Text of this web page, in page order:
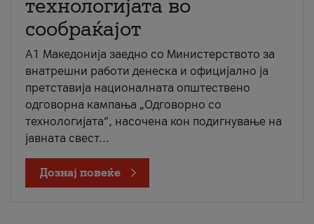
технологијата во
сообраќајот
A1 Македонија заедно со Министерството за
внатрешни работи денеска и официјално ја
претставија националната општествено
одговорна кампања „Одговорно со
технологијата“, насочена кон подигнување на
јавната свест...
Дознај повеќе